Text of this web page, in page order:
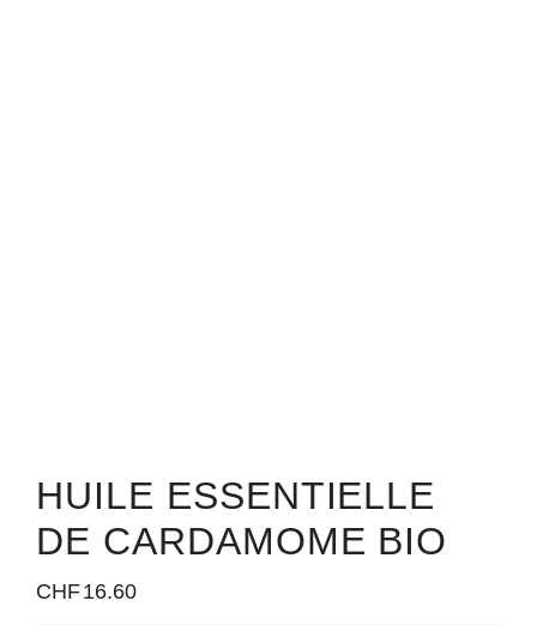
HUILE ESSENTIELLE
DE CARDAMOME BIO
CHF16.60